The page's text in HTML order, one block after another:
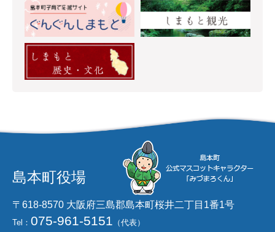
島本町役場
〒618-8570 大阪府三島郡島本町桜井二丁目1番1号
Tel： 075-961-5151 （代表）